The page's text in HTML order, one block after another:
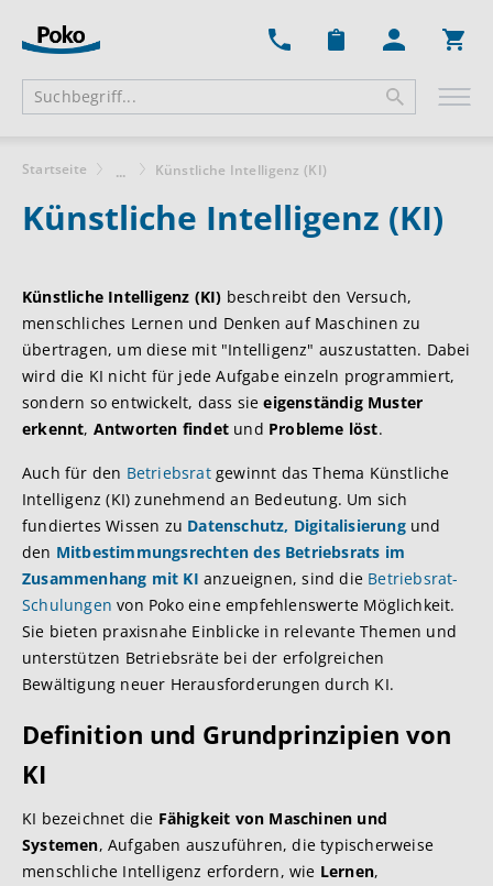
Startseite ... Künstliche Intelligenz (KI)
Künstliche Intelligenz (KI)
Künstliche Intelligenz (KI) beschreibt den Versuch,
menschliches Lernen und Denken auf Maschinen zu
übertragen, um diese mit "Intelligenz" auszustatten. Dabei
wird die KI nicht für jede Aufgabe einzeln programmiert,
sondern so entwickelt, dass sieeigenständig Muster
erkennt, Antworten findet und Probleme löst.
Auch für den Betriebsratgewinnt das Thema Künstliche
Intelligenz (KI) zunehmend an Bedeutung. Um sich
fundiertes Wissen zu Datenschutz, Digitalisierungund
den Mitbestimmungsrechten des Betriebsrats im
Zusammenhang mit KI anzueignen, sind die Betriebsrat-
Schulungen von Poko eine empfehlenswerte Möglichkeit.
Sie bieten praxisnahe Einblicke in relevante Themen und
unterstützen Betriebsräte bei der erfolgreichen
Bewältigung neuer Herausforderungen durch KI.
Definition und Grundprinzipien von
KI
KI bezeichnet die Fähigkeit von Maschinen und
Systemen, Aufgaben auszuführen, die typischerweise
menschliche Intelligenz erfordern, wie Lernen,